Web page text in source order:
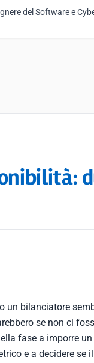
del Software e
un bilanciatore
se non ci
fase a imporre
e a decidere se